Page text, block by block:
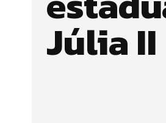
Júlia II